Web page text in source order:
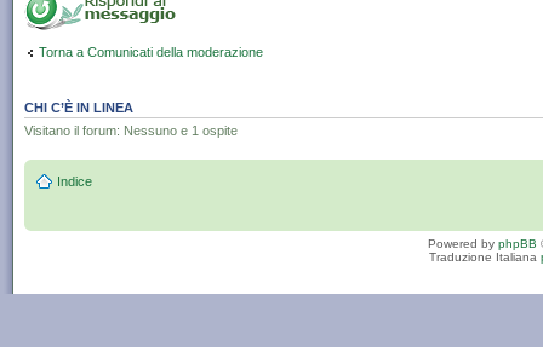
Torna a Comunicati della moderazione
CHI C’È IN LINEA
Visitano il forum: Nessuno e 1 ospite
Indice
Powered by phpBB
Traduzione Italiana